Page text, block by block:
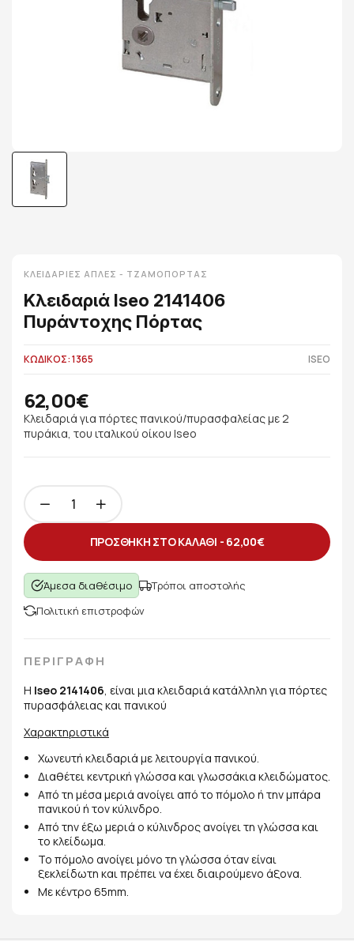
ΚΛΕΙΔΑΡΙΈΣ ΑΠΛΈΣ - ΤΖΑΜΌΠΟΡΤΑΣ
Κλειδαριά Iseo 2141406
Πυράντοχης Πόρτας
ΚΩΔΙΚΟΣ: 1365 ISEO
62,00€
Κλειδαριά για πόρτες πανικού/πυρασφαλείας με 2
πυράκια, του ιταλικού οίκου Iseo
ΠΡΟΣΘΗΚΗ ΣΤΟ ΚΑΛΑΘΙ - 62,00€
Άμεσα διαθέσιμο
Τρόποι αποστολής
Πολιτική επιστροφών
ΠΕΡΙΓΡΑΦΗ
Η Iseo 2141406, είναι μια κλειδαριά κατάλληλη για πόρτες
πυρασφάλειας και πανικού
Χαρακτηριστικά
Χωνευτή κλειδαριά με λειτουργία πανικού.
Διαθέτει κεντρική γλώσσα και γλωσσάκια κλειδώματος.
Από τη μέσα μεριά ανοίγει από το πόμολο ή την μπάρα
πανικού ή τον κύλινδρο.
Από την έξω μεριά ο κύλινδρος ανοίγει τη γλώσσα και
το κλείδωμα.
Το πόμολο ανοίγει μόνο τη γλώσσα όταν είναι
ξεκλείδωτη και πρέπει να έχει διαιρούμενο άξονα.
Με κέντρο 65mm.